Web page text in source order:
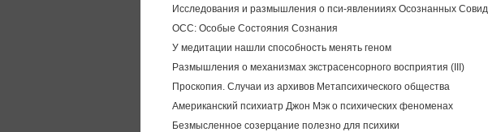
Исследования и размышления о пси-явленииях Осознанных
ОСС: Особые Состояния Сознания
У медитации нашли способность менять геном
Размышления о механизмах экстрасенсорного восприятия (III)
Проскопия. Случаи из архивов Метапсихического общества
Американский психиатр Джон Мэк о психических феноменах
Безмысленное созерцание полезно для психики